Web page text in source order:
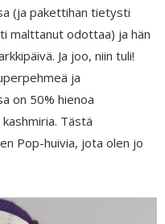
(ja pakettihan tietysti
malttanut odottaa) ja hän
Ja joo, niin tuli!
ja
on 50% hienoa
Tästä
Pop-huivia, jota olen jo